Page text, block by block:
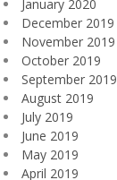
January 2020
December 2019
November 2019
October 2019
September 2019
August 2019
July 2019
June 2019
May 2019
April 2019